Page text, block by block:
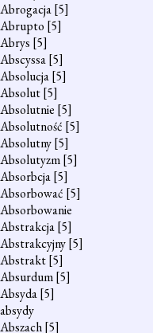
Abrogacja[5]
Abrupto [5]
Abrys [5]
Abscyssa[5]
Absolucja[5]
Absolut[5]
Absolutnie [5]
Absolutność [5]
Absolutny[5]
Absolutyzm[5]
Absorbcja[5]
Absorbować [5]
Absorbowanie
Abstrakcja[5]
Abstrakcyjny[5]
Abstrakt[5]
Absurdum[5]
Absyda[5]
absydy
Abszach[5]